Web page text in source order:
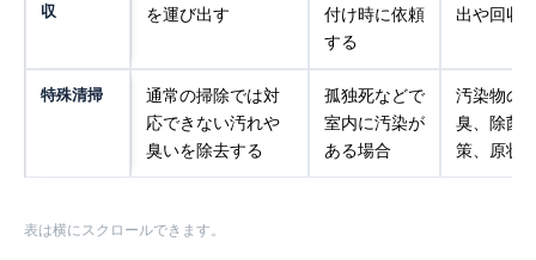
収
を運び出す
付け時に依頼
する
出や回収
特殊清掃
通常の掃除では対
応できない汚れや
臭いを除去する
孤独死などで
室内に汚染が
ある場合
汚染物の
臭、除菌
策、原状
表は横にスクロールできます。